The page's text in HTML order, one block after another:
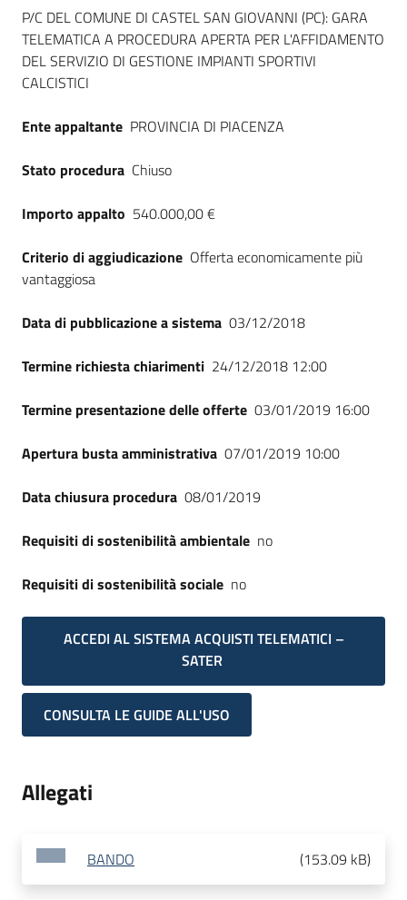
Dati del bando
P/C DEL COMUNE DI CASTEL SAN GIOVANNI (PC): GARA
TELEMATICA A PROCEDURA APERTA PER L'AFFIDAMENTO
DEL SERVIZIO DI GESTIONE IMPIANTI SPORTIVI
CALCISTICI
Ente appaltante PROVINCIA DI PIACENZA
Stato procedura Chiuso
Importo appalto 540.000,00 €
Criterio di aggiudicazione Offerta economicamente più
vantaggiosa
Data di pubblicazione a sistema 03/12/2018
Termine richiesta chiarimenti 24/12/2018 12:00
Termine presentazione delle offerte 03/01/2019 16:00
Apertura busta amministrativa 07/01/2019 10:00
Data chiusura procedura 08/01/2019
Requisiti di sostenibilità ambientale no
Requisiti di sostenibilità sociale no
ACCEDI AL SISTEMA ACQUISTI TELEMATICI –
SATER
CONSULTA LE GUIDE ALL'USO
Allegati
BANDO (153.09 kB)